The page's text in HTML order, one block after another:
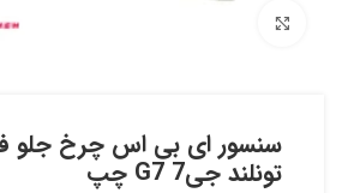
سنسور ای بی اس چرخ جلو
تونلند جی7 G7 چپ